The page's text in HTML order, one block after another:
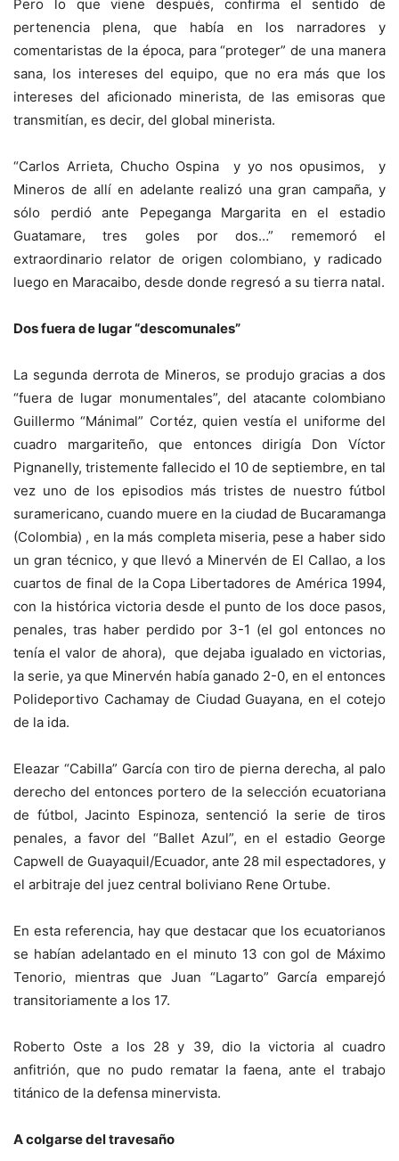
Pero lo que viene después, confirma el sentido de
pertenencia plena, que había en los narradores y
comentaristas de la época, para “proteger” de una manera
sana, los intereses del equipo, que no era más que los
intereses del aficionado minerista, de las emisoras que
transmitían, es decir, del global minerista.
“Carlos Arrieta, Chucho Ospina y yo nos opusimos, y
Mineros de allí en adelante realizó una gran campaña, y
sólo perdió ante Pepeganga Margarita en el estadio
Guatamare, tres goles por dos…” rememoró el
extraordinario relator de origen colombiano, y radicado
luego en Maracaibo, desde donde regresó a su tierra natal.
Dos fuera de lugar “descomunales”
La segunda derrota de Mineros, se produjo gracias a dos
“fuera de lugar monumentales”, del atacante colombiano
Guillermo “Mánimal” Cortéz, quien vestía el uniforme del
cuadro margariteño, que entonces dirigía Don Víctor
Pignanelly, tristemente fallecido el 10 de septiembre, en tal
vez uno de los episodios más tristes de nuestro fútbol
suramericano, cuando muere en la ciudad de Bucaramanga
(Colombia) , en la más completa miseria, pese a haber sido
un gran técnico, y que llevó a Minervén de El Callao, a los
cuartos de final de la Copa Libertadores de América 1994,
con la histórica victoria desde el punto de los doce pasos,
penales, tras haber perdido por 3-1 (el gol entonces no
tenía el valor de ahora), que dejaba igualado en victorias,
la serie, ya que Minervén había ganado 2-0, en el entonces
Polideportivo Cachamay de Ciudad Guayana, en el cotejo
de la ida.
Eleazar “Cabilla” García con tiro de pierna derecha, al palo
derecho del entonces portero de la selección ecuatoriana
de fútbol, Jacinto Espinoza, sentenció la serie de tiros
penales, a favor del “Ballet Azul”, en el estadio George
Capwell de Guayaquil/Ecuador, ante 28 mil espectadores, y
el arbitraje del juez central boliviano Rene Ortube.
En esta referencia, hay que destacar que los ecuatorianos
se habían adelantado en el minuto 13 con gol de Máximo
Tenorio, mientras que Juan “Lagarto” García emparejó
transitoriamente a los 17.
Roberto Oste a los 28 y 39, dio la victoria al cuadro
anfitrión, que no pudo rematar la faena, ante el trabajo
titánico de la defensa minervista.
A colgarse del travesaño